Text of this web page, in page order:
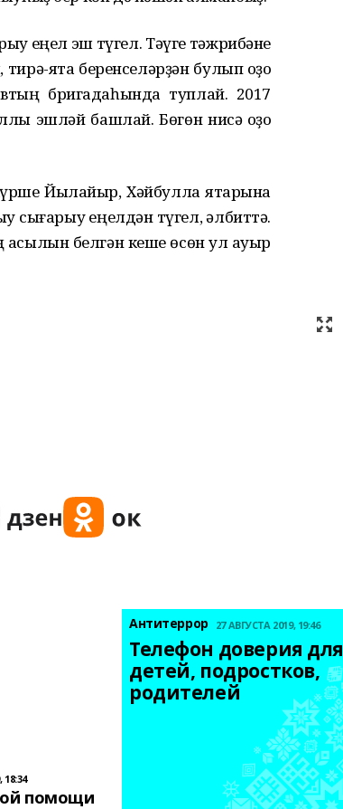
еңел эш түгел. Тәүге тәжрибәне
яҡта беренселәрҙән булып ҡоҙоҡ
бригадаһында туплай. 2017
эшләй башлай. Бөгөн нисә ҡоҙоҡ
Йылайыр, Хәйбулла яҡтарына
сығарыу еңелдән түгел, әлбиттә.
асылын белгән кеше өсөн ул ауыр
18:34
помощи
Антитеррор 27 АВГУСТА 2019, 19:46
Телефон доверия для
детей, подростков,
родителей